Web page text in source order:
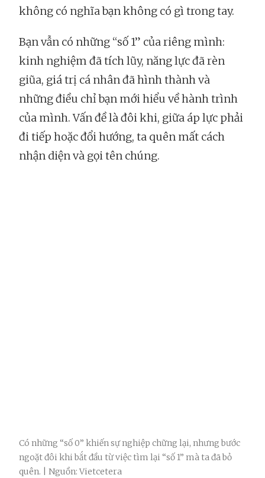
không có nghĩa bạn không có gì trong tay.
Bạn vẫn có những “số 1” của riêng mình:
kinh nghiệm đã tích lũy, năng lực đã rèn
giũa, giá trị cá nhân đã hình thành và
những điều chỉ bạn mới hiểu về hành trình
của mình. Vấn đề là đôi khi, giữa áp lực phải
đi tiếp hoặc đổi hướng, ta quên mất cách
nhận diện và gọi tên chúng.
Có những “số 0” khiến sự nghiệp chững lại, nhưng bước
ngoặt đôi khi bắt đầu từ việc tìm lại “số 1” mà ta đã bỏ
quên. | Nguồn: Vietcetera